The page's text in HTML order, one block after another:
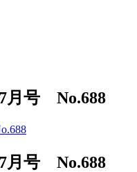
月号 No.688
月号 No.688